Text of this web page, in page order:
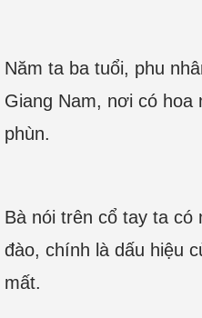
Năm ta ba tuổi, phu
Giang Nam, nơi có
phùn.
Bà nói trên cổ tay ta
đào, chính là dấu hiệu
mất.